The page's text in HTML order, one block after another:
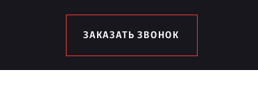
ЗАКАЗАТЬ ЗВОНОК